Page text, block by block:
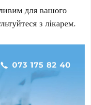
для вашого
з лікарем.